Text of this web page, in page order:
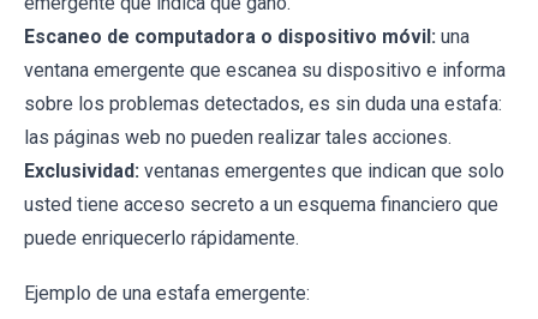
Escaneo de computadora o dispositivo móvil: una
ventana emergente que escanea su dispositivo e informa
sobre los problemas detectados, es sin duda una estafa:
las páginas web no pueden realizar tales acciones.
Exclusividad: ventanas emergentes que indican que solo
usted tiene acceso secreto a un esquema financiero que
puede enriquecerlo rápidamente.
Ejemplo de una estafa emergente: